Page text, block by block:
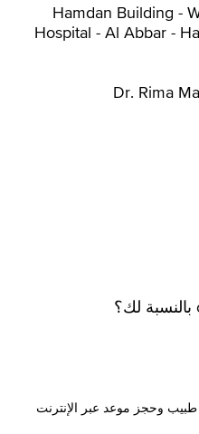
Hamdan Building -
Hospital - Al Abbar -
Dr. Rima